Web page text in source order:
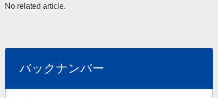
No related article.
バックナンバー